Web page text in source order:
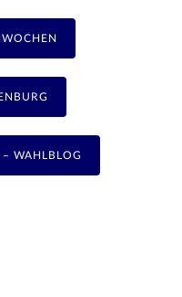
WAHLBLOG